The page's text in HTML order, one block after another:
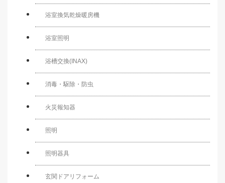
浴室換気乾燥暖房機
浴室照明
浴槽交換(INAX)
消毒・駆除・防虫
火災報知器
照明
照明器具
玄関ドアリフォーム